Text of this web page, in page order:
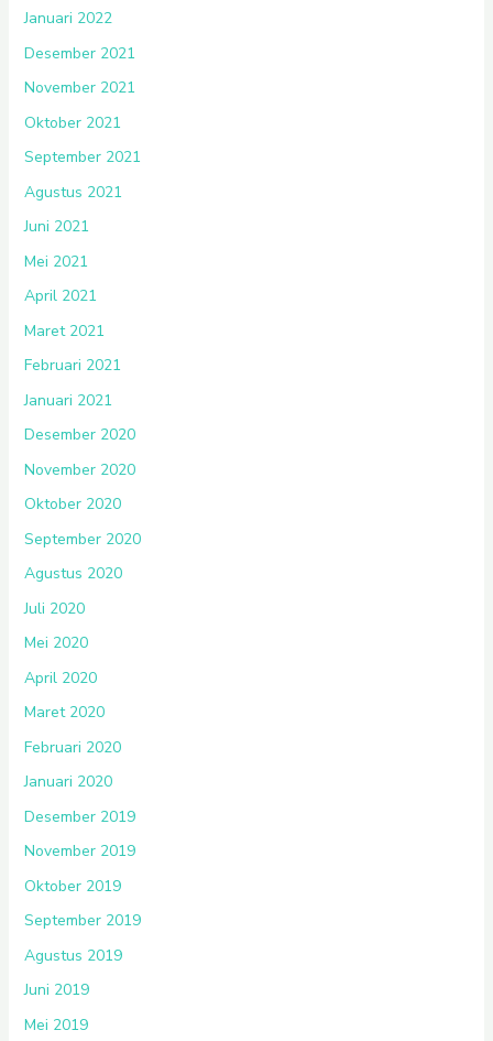
Januari 2022
Desember 2021
November 2021
Oktober 2021
September 2021
Agustus 2021
Juni 2021
Mei 2021
April 2021
Maret 2021
Februari 2021
Januari 2021
Desember 2020
November 2020
Oktober 2020
September 2020
Agustus 2020
Juli 2020
Mei 2020
April 2020
Maret 2020
Februari 2020
Januari 2020
Desember 2019
November 2019
Oktober 2019
September 2019
Agustus 2019
Juni 2019
Mei 2019